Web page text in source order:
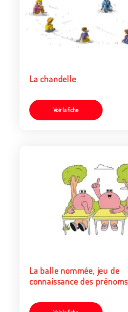
La chandelle
Voir la fiche
La balle nommée, jeu de
connaissance des prénoms